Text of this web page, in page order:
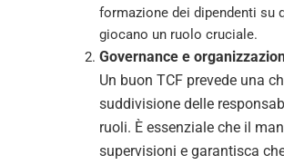
formazione dei dipendenti su
giocano un ruolo cruciale.
Governance e
Un buon TCF prevede una
suddivisione delle
ruoli. È essenziale che il
supervisioni e garantisca